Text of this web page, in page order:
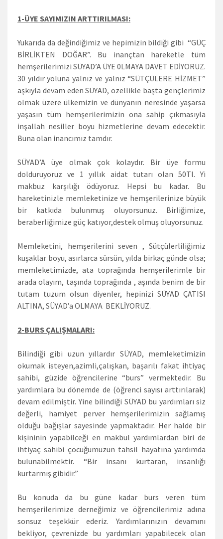
1-ÜYE SAYIMIZIN ARTTIRILMASI:
Yukarıda da değindiğimiz ve hepimizin bildiği gibi “GÜÇ
BİRLİKTEN DOĞAR”. Bu inançtan hareketle tüm
hemşerilerimizi SÜYAD’A ÜYE 0LMAYA DAVET EDİYORUZ.
30 yıldır yoluna yalnız ve yalnız “SÜTÇÜLERE HİZMET”
aşkıyla devam eden SÜYAD, özellikle başta gençlerimiz
olmak üzere ülkemizin ve dünyanın neresinde yaşarsa
yaşasın tüm hemşerilerimizin ona sahip çıkmasıyla
inşallah nesiller boyu hizmetlerine devam edecektir.
Buna olan inancımız tamdır.
SÜYAD’A üye olmak çok kolaydır. Bir üye formu
dolduruyoruz ve 1 yıllık aidat tutarı olan 50Tl. Yi
makbuz karşılığı ödüyoruz. Hepsi bu kadar. Bu
hareketinizle memleketinize ve hemşerilerinize büyük
bir katkıda bulunmuş oluyorsunuz. Birliğimize,
beraberliğimize güç katıyor,destek olmuş oluyorsunuz.
Memleketini, hemşerilerini seven , Sütçülerliliğimiz
kuşaklar boyu, asırlarca sürsün, yılda birkaç günde olsa;
memleketimizde, ata toprağında hemşerilerimle bir
arada olayım, taşında toprağında , aşında benim de bir
tutam tuzum olsun diyenler, hepinizi SÜYAD ÇATISI
ALTINA, SÜYAD’a OLMAYA BEKLİYORUZ.
2-BURS ÇALIŞMALARI:
Bilindiği gibi uzun yıllardır SÜYAD, memleketimizin
okumak isteyen,azimli,çalışkan, başarılı fakat ihtiyaç
sahibi, güzide öğrencilerine “burs” vermektedir. Bu
yardımlara bu dönemde de (öğrenci sayısı arttırılarak)
devam edilmiştir. Yine bilindiği SÜYAD bu yardımları siz
değerli, hamiyet perver hemşerilerimizin sağlamış
olduğu bağışlar sayesinde yapmaktadır. Her halde bir
kişininin yapabilceği en makbul yardımlardan biri de
ihtiyaç sahibi çocuğumuzun tahsil hayatına yardımda
bulunabilmektir. “Bir insanı kurtaran, insanlığı
kurtarmış gibidir.”
Bu konuda da bu güne kadar burs veren tüm
hemşerilerimize derneğimiz ve öğrencilerimiz adına
sonsuz teşekkür ederiz. Yardımlarınızın devamını
bekliyor, çevrenizde bu yardımları yapabilecek olan